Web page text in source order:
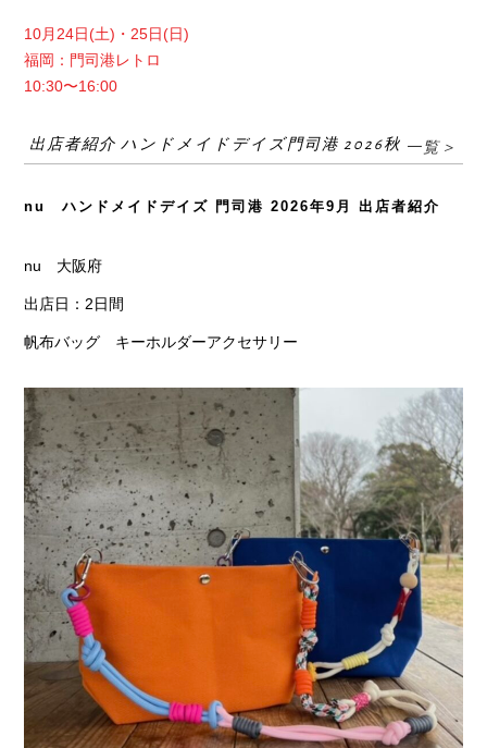
10月24日(土)・25日(日)
福岡：門司港レトロ
10:30〜16:00
出店者紹介 ハンドメイドデイズ門司港 2026秋 一覧＞
nu ハンドメイドデイズ 門司港 2026年9月 出店者紹介
nu 大阪府
出店日：2日間
帆布バッグ キーホルダーアクセサリー